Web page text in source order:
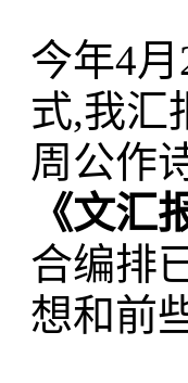
今年4
式,我汇
周公作
《文汇
合编排
想和前